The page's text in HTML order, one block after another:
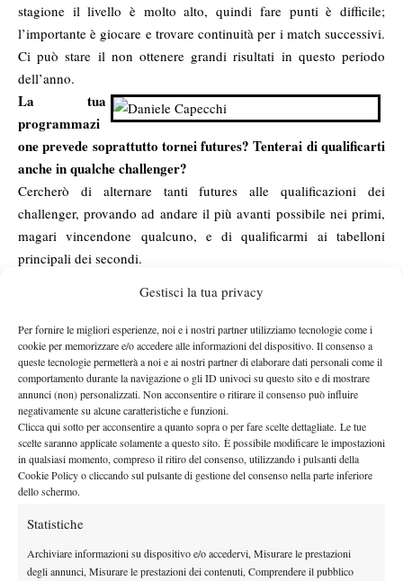
Gestisci la tua privacy
Per fornire le migliori esperienze, noi e i nostri partner utilizziamo tecnologie come i
cookie per memorizzare e/o accedere alle informazioni del dispositivo. Il consenso a
queste tecnologie permetterà a noi e ai nostri partner di elaborare dati personali come il
comportamento durante la navigazione o gli ID univoci su questo sito e di mostrare
annunci (non) personalizzati. Non acconsentire o ritirare il consenso può influire
negativamente su alcune caratteristiche e funzioni.
Clicca qui sotto per acconsentire a quanto sopra o per fare scelte dettagliate. Le tue
scelte saranno applicate solamente a questo sito. È possibile modificare le impostazioni
in qualsiasi momento, compreso il ritiro del consenso, utilizzando i pulsanti della
Cookie Policy o cliccando sul pulsante di gestione del consenso nella parte inferiore
dello schermo.
Statistiche
Archiviare informazioni su dispositivo e/o accedervi, Misurare le prestazioni
degli annunci, Misurare le prestazioni dei contenuti, Comprendere il pubblico
stagione il livello è molto alto, quindi fare punti è difficile;
l’importante è giocare e trovare continuità per i match successivi.
Ci può stare il non ottenere grandi risultati in questo periodo
dell’anno.
La tua
programmazi
one prevede soprattutto tornei futures? Tenterai di qualificarti
anche in qualche challenger?
Cercherò di alternare tanti futures alle qualificazioni dei
challenger, provando ad andare il più avanti possibile nei primi,
magari vincendone qualcuno, e di qualificarmi ai tabelloni
principali dei secondi.
regala molto poco ai suoi avversari. Parlaci del tuo tennis.
Per esperienza personale posso dire lo stesso di te! Ricordo bene
la partita di Coppa Belardinelli che giocammo proprio al Foro
Italico finita 6/4 al terzo per me con tutto il tifo sugli spalti,
quindi occhio a quello che dici! Comunque mi reputo un
giocatore molto solido da fondo, con buoni fondamentali ed un
bel servizio. Mi piace anche variare il gioco con palle corte e
discese a rete. Diciamo che sono un giocatore completo che non
eccelle in niente ma sa fare bene un po’ tutto.
ai massimi livelli?
Come detto, non ho un colpo eccellente rispetto agli altri, quindi
secondo me devo migliorarli tutti, in particolare il diritto per